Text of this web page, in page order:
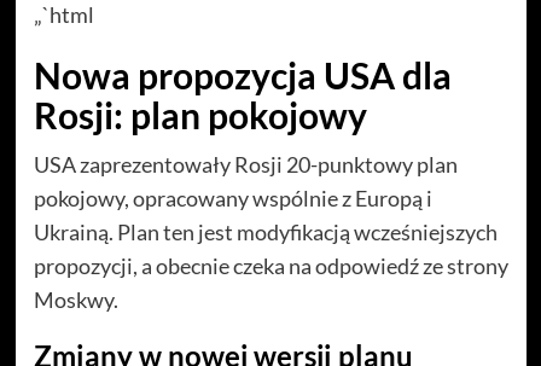
„`html
Nowa propozycja USA dla
Rosji: plan pokojowy
USA zaprezentowały Rosji 20-punktowy plan
pokojowy, opracowany wspólnie z Europą i
Ukrainą. Plan ten jest modyfikacją wcześniejszych
propozycji, a obecnie czeka na odpowiedź ze strony
Moskwy.
Zmiany w nowej wersji planu